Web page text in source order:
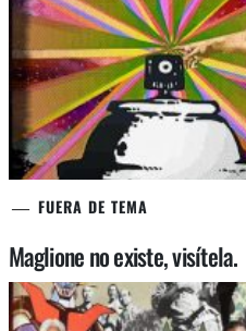
FUERA DE TEMA
Maglione no existe, visítela.